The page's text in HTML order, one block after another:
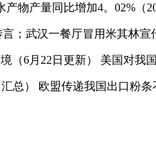
产量同比增加4。02%（
武汉一餐厅冒用米其林宣传
6月22日更新） 美国对我国
） 欧盟传递我国出口粉条